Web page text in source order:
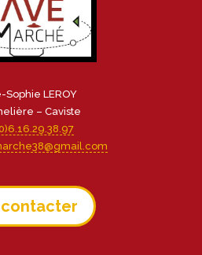
Sophie LEROY
– Caviste
contacter